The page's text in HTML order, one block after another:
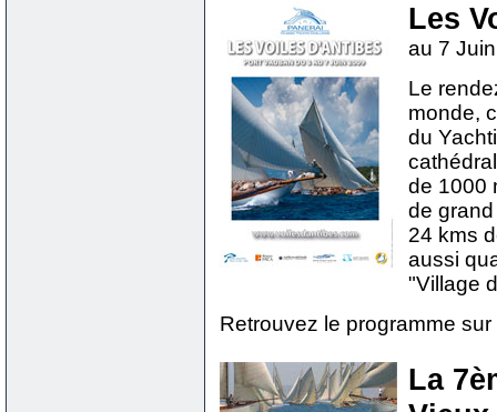
Les
au 7
Le
monde,
du
de 1000
de
24 kms
aussi
"Village
Retrouvez le programme
La